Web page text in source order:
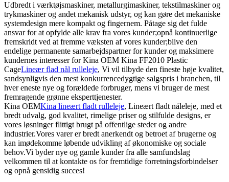
Udbredt i værktøjsmaskiner, metallurgimaskiner, tekstilmaskiner og
trykmaskiner og andet mekanisk udstyr, og kan gøre det mekaniske
systemdesign mere kompakt og fingernem. Påtage sig det fulde
ansvar for at opfylde alle krav fra vores kunder;opnå kontinuerlige
fremskridt ved at fremme væksten af ​​vores kunder;blive den
endelige permanente samarbejdspartner for kunder og maksimere
kundernes interesser for Kina OEM Kina FF2010 Plastic
CageLineær flad nål rulleleje, Vi vil tilbyde den fineste høje kvalitet,
sandsynligvis den mest konkurrencedygtige salgspris i branchen, til
hver eneste nye og forældede forbruger, mens vi bruger de mest
fremragende grønne eksperttjenester.
Kina OEMKina lineært fladt rulleleje, Lineært fladt nåleleje, med et
bredt udvalg, god kvalitet, rimelige priser og stilfulde designs, er
vores løsninger flittigt brugt på offentlige steder og andre
industrier.Vores varer er bredt anerkendt og betroet af brugerne og
kan imødekomme løbende udvikling af økonomiske og sociale
behov.Vi byder nye og gamle kunder fra alle samfundslag
velkommen til at kontakte os for fremtidige forretningsforbindelser
og opnå gensidig succes!